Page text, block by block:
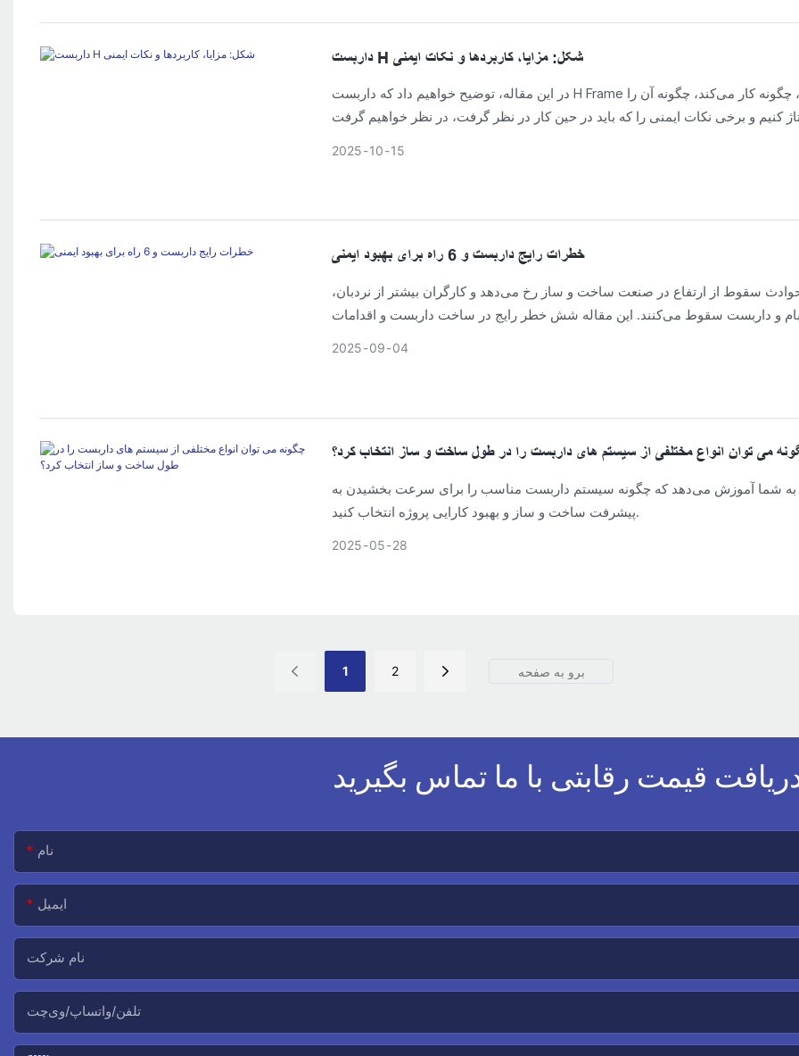
داربست H شکل: مزایا، کاربردها و نکات ایمنی
در این مقاله، توضیح خواهیم داد که داربست H Frame چیست، چگونه کار می‌کند، چگونه آن را
2025 10 15
خطرات رایج داربست و 6 راه برای بهبود ایمنی
سقوط از ارتفاع در صنعت ساخت و ساز رخ می‌دهد و کارگران بیشتر از نردبان،
و داربست سقوط می‌کنند. این مقاله شش خطر رایج در ساخت داربست و اقدامات
2025 09 04
می توان انواع مختلفی از سیستم های داربست را در طول ساخت و ساز انتخاب کرد؟
به شما آموزش می‌دهد که چگونه سیستم داربست مناسب را برای سرعت بخشیدن به
پیشرفت ساخت و ساز و بهبود کارایی پروژه انتخاب کنید.
2025 05 28
1 2
قیمت رقابتی با ما تماس بگیرید
نام
ایمیل
نام شرکت
تلفن/واتساپ/وی‌چت